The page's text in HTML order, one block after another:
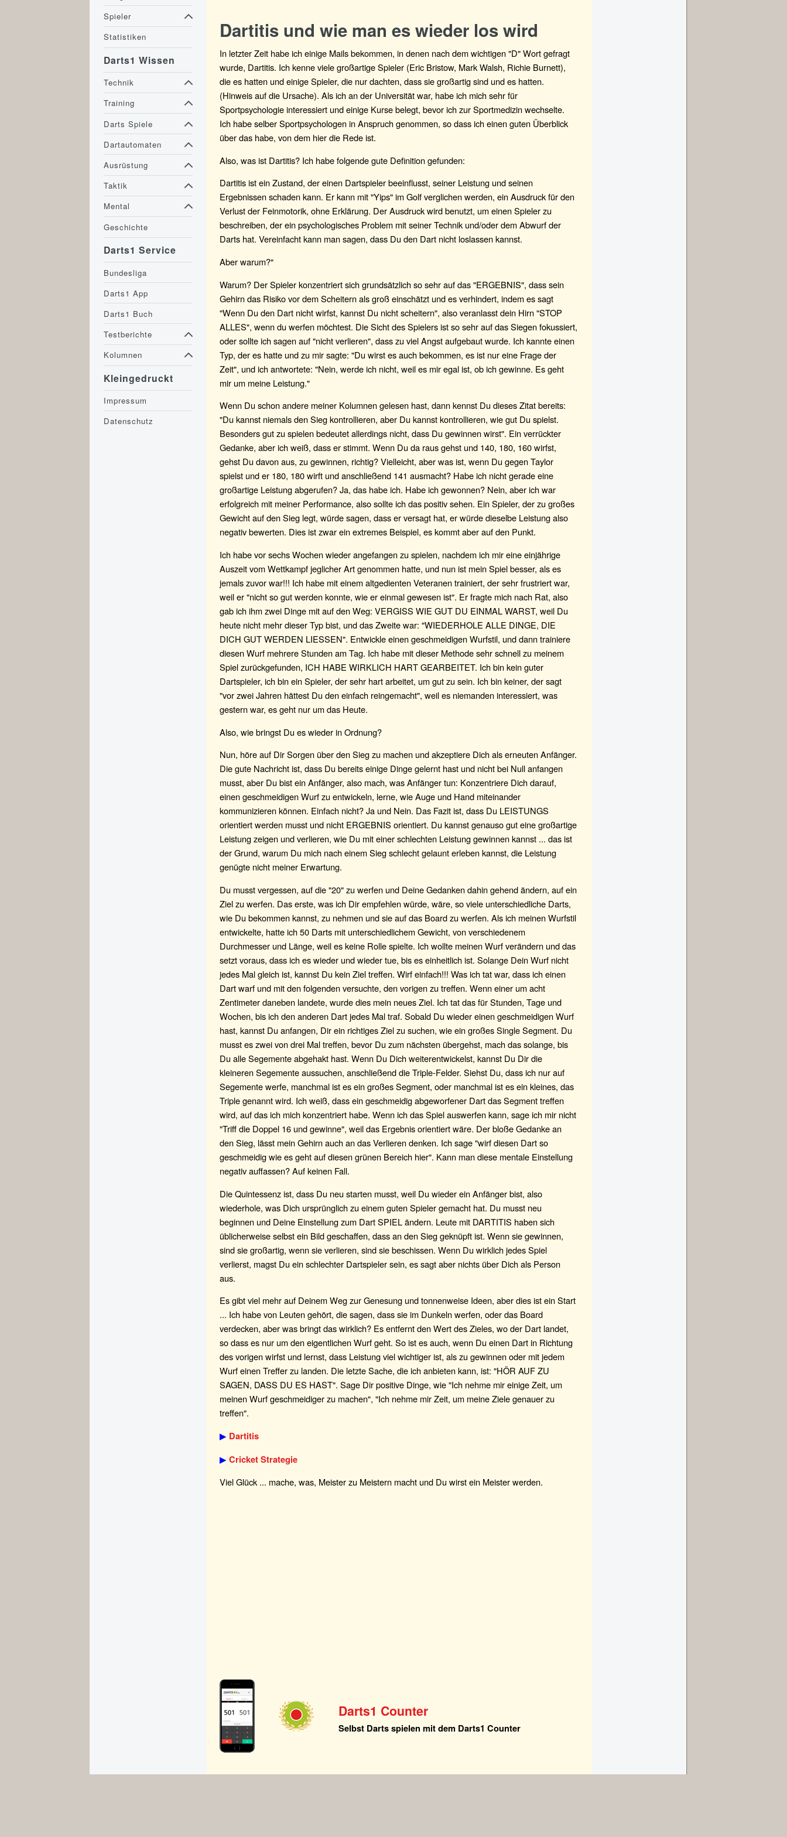
Dartitis und wie man es wieder los wird
In letzter Zeit habe ich einige Mails bekommen, in denen nach dem wichtigen "D" Wort gefragt
wurde, Dartitis. Ich kenne viele großartige Spieler (Eric Bristow, Mark Walsh, Richie Burnett),
die es hatten und einige Spieler, die nur dachten, dass sie großartig sind und es hatten.
(Hinweis auf die Ursache). Als ich an der Universität war, habe ich mich sehr für
Sportpsychologie interessiert und einige Kurse belegt, bevor ich zur Sportmedizin wechselte.
Ich habe selber Sportpsychologen in Anspruch genommen, so dass ich einen guten Überblick
über das habe, von dem hier die Rede ist.
Also, was ist Dartitis? Ich habe folgende gute Definition gefunden:
Dartitis ist ein Zustand, der einen Dartspieler beeinflusst, seiner Leistung und seinen
Ergebnissen schaden kann. Er kann mit "Yips" im Golf verglichen werden, ein Ausdruck für den
Verlust der Feinmotorik, ohne Erklärung. Der Ausdruck wird benutzt, um einen Spieler zu
beschreiben, der ein psychologisches Problem mit seiner Technik und/oder dem Abwurf der
Darts hat. Vereinfacht kann man sagen, dass Du den Dart nicht loslassen kannst.
Aber warum?"
Warum? Der Spieler konzentriert sich grundsätzlich so sehr auf das "ERGEBNIS", dass sein
Gehirn das Risiko vor dem Scheitern als groß einschätzt und es verhindert, indem es sagt
"Wenn Du den Dart nicht wirfst, kannst Du nicht scheitern", also veranlasst dein Hirn "STOP
ALLES", wenn du werfen möchtest. Die Sicht des Spielers ist so sehr auf das Siegen fokussiert,
oder sollte ich sagen auf "nicht verlieren", dass zu viel Angst aufgebaut wurde. Ich kannte einen
Typ, der es hatte und zu mir sagte: "Du wirst es auch bekommen, es ist nur eine Frage der
Zeit", und ich antwortete: "Nein, werde ich nicht, weil es mir egal ist, ob ich gewinne. Es geht
mir um meine Leistung."
Wenn Du schon andere meiner Kolumnen gelesen hast, dann kennst Du dieses Zitat bereits:
"Du kannst niemals den Sieg kontrollieren, aber Du kannst kontrollieren, wie gut Du spielst.
Besonders gut zu spielen bedeutet allerdings nicht, dass Du gewinnen wirst". Ein verrückter
Gedanke, aber ich weiß, dass er stimmt. Wenn Du da raus gehst und 140, 180, 160 wirfst,
gehst Du davon aus, zu gewinnen, richtig? Vielleicht, aber was ist, wenn Du gegen Taylor
spielst und er 180, 180 wirft und anschließend 141 ausmacht? Habe ich nicht gerade eine
großartige Leistung abgerufen? Ja, das habe ich. Habe ich gewonnen? Nein, aber ich war
erfolgreich mit meiner Performance, also sollte ich das positiv sehen. Ein Spieler, der zu großes
Gewicht auf den Sieg legt, würde sagen, dass er versagt hat, er würde dieselbe Leistung also
negativ bewerten. Dies ist zwar ein extremes Beispiel, es kommt aber auf den Punkt.
Ich habe vor sechs Wochen wieder angefangen zu spielen, nachdem ich mir eine einjährige
Auszeit vom Wettkampf jeglicher Art genommen hatte, und nun ist mein Spiel besser, als es
jemals zuvor war!!! Ich habe mit einem altgedienten Veteranen trainiert, der sehr frustriert war,
weil er "nicht so gut werden konnte, wie er einmal gewesen ist". Er fragte mich nach Rat, also
gab ich ihm zwei Dinge mit auf den Weg: VERGISS WIE GUT DU EINMAL WARST, weil Du
heute nicht mehr dieser Typ bist, und das Zweite war: "WIEDERHOLE ALLE DINGE, DIE
DICH GUT WERDEN LIESSEN". Entwickle einen geschmeidigen Wurfstil, und dann trainiere
diesen Wurf mehrere Stunden am Tag. Ich habe mit dieser Methode sehr schnell zu meinem
Spiel zurückgefunden, ICH HABE WIRKLICH HART GEARBEITET. Ich bin kein guter
Dartspieler, ich bin ein Spieler, der sehr hart arbeitet, um gut zu sein. Ich bin keiner, der sagt
"vor zwei Jahren hättest Du den einfach reingemacht", weil es niemanden interessiert, was
gestern war, es geht nur um das Heute.
Also, wie bringst Du es wieder in Ordnung?
Nun, höre auf Dir Sorgen über den Sieg zu machen und akzeptiere Dich als erneuten Anfänger.
Die gute Nachricht ist, dass Du bereits einige Dinge gelernt hast und nicht bei Null anfangen
musst, aber Du bist ein Anfänger, also mach, was Anfänger tun: Konzentriere Dich darauf,
einen geschmeidigen Wurf zu entwickeln, lerne, wie Auge und Hand miteinander
kommunizieren können. Einfach nicht? Ja und Nein. Das Fazit ist, dass Du LEISTUNGS
orientiert werden musst und nicht ERGEBNIS orientiert. Du kannst genauso gut eine großartige
Leistung zeigen und verlieren, wie Du mit einer schlechten Leistung gewinnen kannst ... das ist
der Grund, warum Du mich nach einem Sieg schlecht gelaunt erleben kannst, die Leistung
genügte nicht meiner Erwartung.
Du musst vergessen, auf die "20" zu werfen und Deine Gedanken dahin gehend ändern, auf ein
Ziel zu werfen. Das erste, was ich Dir empfehlen würde, wäre, so viele unterschiedliche Darts,
wie Du bekommen kannst, zu nehmen und sie auf das Board zu werfen. Als ich meinen Wurfstil
entwickelte, hatte ich 50 Darts mit unterschiedlichem Gewicht, von verschiedenem
Durchmesser und Länge, weil es keine Rolle spielte. Ich wollte meinen Wurf verändern und das
setzt voraus, dass ich es wieder und wieder tue, bis es einheitlich ist. Solange Dein Wurf nicht
jedes Mal gleich ist, kannst Du kein Ziel treffen. Wirf einfach!!! Was ich tat war, dass ich einen
Dart warf und mit den folgenden versuchte, den vorigen zu treffen. Wenn einer um acht
Zentimeter daneben landete, wurde dies mein neues Ziel. Ich tat das für Stunden, Tage und
Wochen, bis ich den anderen Dart jedes Mal traf. Sobald Du wieder einen geschmeidigen Wurf
hast, kannst Du anfangen, Dir ein richtiges Ziel zu suchen, wie ein großes Single Segment. Du
musst es zwei von drei Mal treffen, bevor Du zum nächsten übergehst, mach das solange, bis
Du alle Segemente abgehakt hast. Wenn Du Dich weiterentwickelst, kannst Du Dir die
kleineren Segemente aussuchen, anschließend die Triple-Felder. Siehst Du, dass ich nur auf
Segemente werfe, manchmal ist es ein großes Segment, oder manchmal ist es ein kleines, das
Triple genannt wird. Ich weiß, dass ein geschmeidig abgeworfener Dart das Segment treffen
wird, auf das ich mich konzentriert habe. Wenn ich das Spiel auswerfen kann, sage ich mir nicht
"Triff die Doppel 16 und gewinne", weil das Ergebnis orientiert wäre. Der bloße Gedanke an
den Sieg, lässt mein Gehirn auch an das Verlieren denken. Ich sage "wirf diesen Dart so
geschmeidig wie es geht auf diesen grünen Bereich hier". Kann man diese mentale Einstellung
negativ auffassen? Auf keinen Fall.
Die Quintessenz ist, dass Du neu starten musst, weil Du wieder ein Anfänger bist, also
wiederhole, was Dich ursprünglich zu einem guten Spieler gemacht hat. Du musst neu
beginnen und Deine Einstellung zum Dart SPIEL ändern. Leute mit DARTITIS haben sich
üblicherweise selbst ein Bild geschaffen, dass an den Sieg geknüpft ist. Wenn sie gewinnen,
sind sie großartig, wenn sie verlieren, sind sie beschissen. Wenn Du wirklich jedes Spiel
verlierst, magst Du ein schlechter Dartspieler sein, es sagt aber nichts über Dich als Person
aus.
Es gibt viel mehr auf Deinem Weg zur Genesung und tonnenweise Ideen, aber dies ist ein Start
... Ich habe von Leuten gehört, die sagen, dass sie im Dunkeln werfen, oder das Board
verdecken, aber was bringt das wirklich? Es entfernt den Wert des Zieles, wo der Dart landet,
so dass es nur um den eigentlichen Wurf geht. So ist es auch, wenn Du einen Dart in Richtung
des vorigen wirfst und lernst, dass Leistung viel wichtiger ist, als zu gewinnen oder mit jedem
Wurf einen Treffer zu landen. Die letzte Sache, die ich anbieten kann, ist: "HÖR AUF ZU
SAGEN, DASS DU ES HAST". Sage Dir positive Dinge, wie "Ich nehme mir einige Zeit, um
meinen Wurf geschmeidiger zu machen", "Ich nehme mir Zeit, um meine Ziele genauer zu
treffen".
▶ Dartitis
▶Cricket Strategie
Viel Glück ... mache, was, Meister zu Meistern macht und Du wirst ein Meister werden.
Darts1 Counter
Selbst Darts spielen mit dem Darts1 Counter
Spieler
Statistiken
Darts1 Wissen
Technik
Training
Darts Spiele
Dartautomaten
Ausrüstung
Taktik
Mental
Geschichte
Darts1 Service
Bundesliga
Darts1 App
Darts1 Buch
Testberichte
Kolumnen
Kleingedruckt
Impressum
Datenschutz